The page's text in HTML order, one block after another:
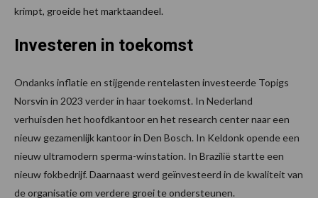
krimpt, groeide het marktaandeel.
Investeren in toekomst
Ondanks inflatie en stijgende rentelasten investeerde Topigs
Norsvin in 2023 verder in haar toekomst. In Nederland
verhuisden het hoofdkantoor en het research center naar een
nieuw gezamenlijk kantoor in Den Bosch. In Keldonk opende een
nieuw ultramodern sperma-winstation. In Brazilië startte een
nieuw fokbedrijf. Daarnaast werd geïnvesteerd in de kwaliteit van
de organisatie om verdere groei te ondersteunen.